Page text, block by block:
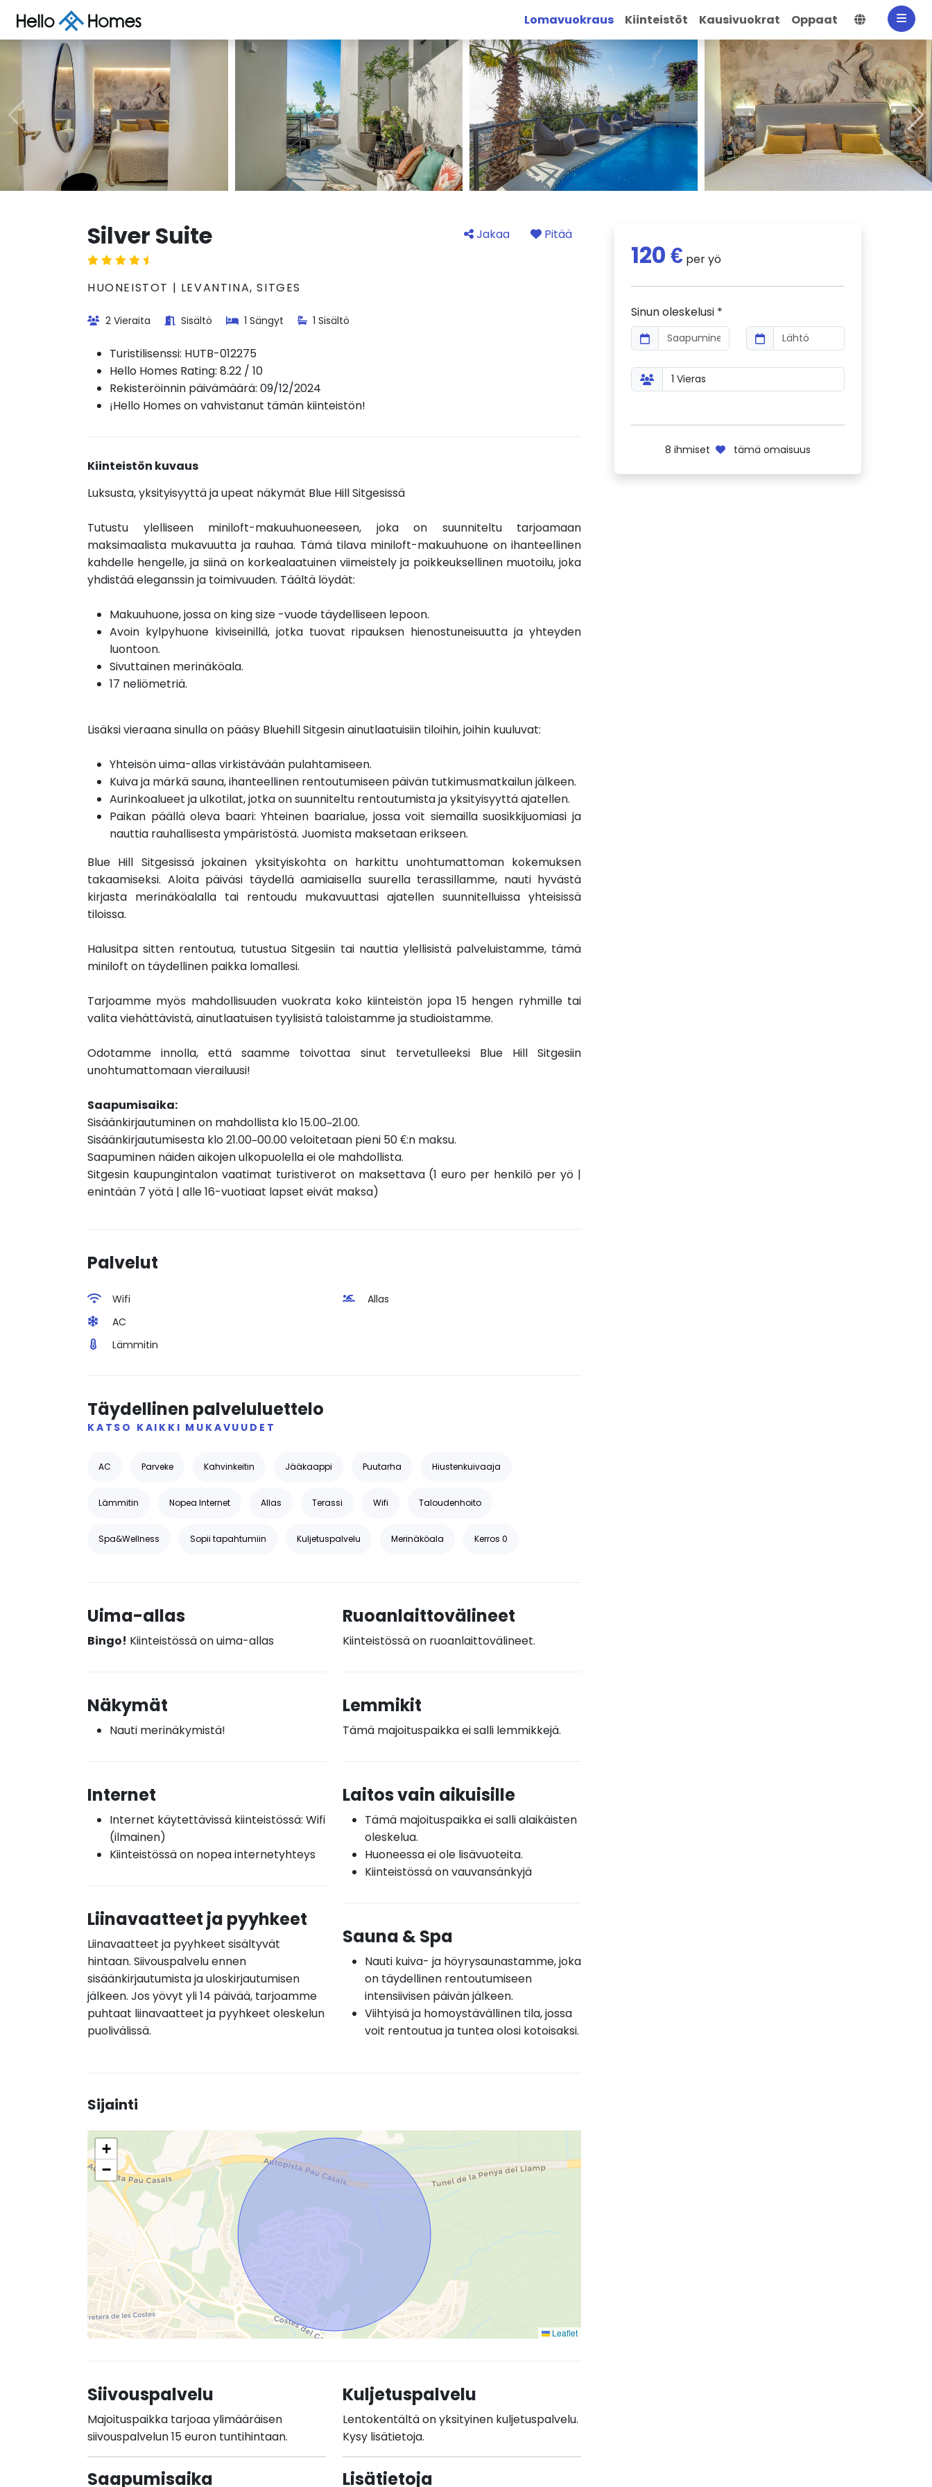
Lomavuokraus Kiinteistöt Kausivuokrat Oppaat Valitse
Silver Suite Jakaa Pitää
HUONEISTOT | LEVANTINA, SITGES
2 Vieraita Sisältö 1 Sängyt 1 Sisältö
Turistilisenssi: HUTB-012275
Hello Homes Rating: 8.22 / 10
Rekisteröinnin päivämäärä: 09/12/2024
¡Hello Homes on vahvistanut tämän kiinteistön!
Kiinteistön kuvaus
Luksusta, yksityisyyttä ja upeat näkymät Blue Hill Sitgesissä
Tutustu ylelliseen miniloft-makuuhuoneeseen, joka on suunniteltu tarjoamaan
maksimaalista mukavuutta ja rauhaa. Tämä tilava miniloft-makuuhuone on ihanteellinen
kahdelle hengelle, ja siinä on korkealaatuinen viimeistely ja poikkeuksellinen muotoilu, joka
yhdistää eleganssin ja toimivuuden. Täältä löydät:
Makuuhuone, jossa on king size -vuode täydelliseen lepoon.
Avoin kylpyhuone kiviseinillä, jotka tuovat ripauksen hienostuneisuutta ja yhteyden
luontoon.
Sivuttainen merinäköala.
17 neliömetriä.
Lisäksi vieraana sinulla on pääsy Bluehill Sitgesin ainutlaatuisiin tiloihin, joihin kuuluvat:
Yhteisön uima-allas virkistävään pulahtamiseen.
Kuiva ja märkä sauna, ihanteellinen rentoutumiseen päivän tutkimusmatkailun jälkeen.
Aurinkoalueet ja ulkotilat, jotka on suunniteltu rentoutumista ja yksityisyyttä ajatellen.
Paikan päällä oleva baari: Yhteinen baarialue, jossa voit siemailla suosikkijuomiasi ja
nauttia rauhallisesta ympäristöstä. Juomista maksetaan erikseen.
Blue Hill Sitgesissä jokainen yksityiskohta on harkittu unohtumattoman kokemuksen
takaamiseksi. Aloita päiväsi täydellä aamiaisella suurella terassillamme, nauti hyvästä
kirjasta merinäköalalla tai rentoudu mukavuuttasi ajatellen suunnitelluissa yhteisissä
tiloissa.
Halusitpa sitten rentoutua, tutustua Sitgesiin tai nauttia ylellisistä palveluistamme, tämä
miniloft on täydellinen paikka lomallesi.
Tarjoamme myös mahdollisuuden vuokrata koko kiinteistön jopa 15 hengen ryhmille tai
valita viehättävistä, ainutlaatuisen tyylisistä taloistamme ja studioistamme.
Odotamme innolla, että saamme toivottaa sinut tervetulleeksi Blue Hill Sitgesiin
unohtumattomaan vierailuusi!
Saapumisaika:
Sisäänkirjautuminen on mahdollista klo 15.00–21.00.
Sisäänkirjautumisesta klo 21.00–00.00 veloitetaan pieni 50 €:n maksu.
Saapuminen näiden aikojen ulkopuolella ei ole mahdollista.
Sitgesin kaupungintalon vaatimat turistiverot on maksettava (1 euro per henkilö per yö |
enintään 7 yötä | alle 16-vuotiaat lapset eivät maksa)
Palvelut
Wifi
AC
Lämmitin
Allas
Täydellinen palveluluettelo
KATSO KAIKKI MUKAVUUDET
AC Parveke Kahvinkeitin Jääkaappi Puutarha Hiustenkuivaaja
Lämmitin Nopea Internet Allas Terassi Wifi Taloudenhoito
Spa&Wellness Sopii tapahtumiin Kuljetuspalvelu Merinäköala Kerros 0
Uima-allas
Bingo! Kiinteistössä on uima-allas
Näkymät
Nauti merinäkymistä!
Internet
Internet käytettävissä kiinteistössä: Wifi
(ilmainen)
Kiinteistössä on nopea internetyhteys
Liinavaatteet ja pyyhkeet
Liinavaatteet ja pyyhkeet sisältyvät
hintaan. Siivouspalvelu ennen
sisäänkirjautumista ja uloskirjautumisen
jälkeen. Jos yövyt yli 14 päivää, tarjoamme
puhtaat liinavaatteet ja pyyhkeet oleskelun
puolivälissä.
Ruoanlaittovälineet
Kiinteistössä on ruoanlaittovälineet.
Lemmikit
Tämä majoituspaikka ei salli lemmikkejä.
Laitos vain aikuisille
Tämä majoituspaikka ei salli alaikäisten
oleskelua.
Huoneessa ei ole lisävuoteita.
Kiinteistössä on vauvansänkyjä
Sauna & Spa
Nauti kuiva- ja höyrysaunastamme, joka
on täydellinen rentoutumiseen
intensiivisen päivän jälkeen.
Viihtyisä ja homoystävällinen tila, jossa
voit rentoutua ja tuntea olosi kotoisaksi.
Sijainti
+
−
Leaflet
Siivouspalvelu
Majoituspaikka tarjoaa ylimääräisen
siivouspalvelun 15 euron tuntihintaan.
Saapumisaika
Kuljetuspalvelu
Lentokentältä on yksityinen kuljetuspalvelu.
Kysy lisätietoja.
Lisätietoja
120 € per yö
Sinun oleskelusi *
8 ihmiset tämä omaisuus